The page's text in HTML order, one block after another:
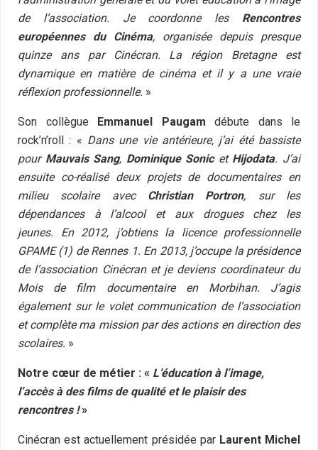
de l’association. Je coordonne les Rencontres
européennes du Cinéma, organisée depuis presque
quinze ans par Cinécran. La région Bretagne est
dynamique en matière de cinéma et il y a une vraie
réflexion professionnelle. »
Son collègue Emmanuel Paugam débute dans le
rock’n’roll : « Dans une vie antérieure, j’ai été bassiste
pour Mauvais Sang, Dominique Sonicet Hijodata. J’ai
ensuite co-réalisé deux projets de documentaires en
milieu scolaire avec Christian Portron, sur les
dépendances à l’alcool et aux drogues chez les
jeunes. En 2012, j’obtiens la licence professionnelle
GPAME (1) de Rennes 1. En 2013, j’occupe la présidence
de l’association Cinécran et je deviens coordinateur du
Mois de film documentaire en Morbihan. J’agis
également sur le volet communication de l’association
et complète ma mission par des actions en direction des
scolaires. »
Notre cœur de métier : « L’éducation à l’image,
l’accès à des films de qualité et le plaisir des
rencontres !»
Cinécran est actuellement présidée par Laurent Michel